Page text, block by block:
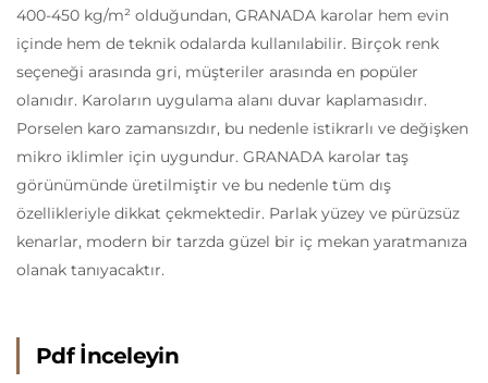
400-450 kg/m² olduğundan, GRANADA karolar hem evin
içinde hem de teknik odalarda kullanılabilir. Birçok renk
seçeneği arasında gri, müşteriler arasında en popüler
olanıdır. Karoların uygulama alanı duvar kaplamasıdır.
Porselen karo zamansızdır, bu nedenle istikrarlı ve değişken
mikro iklimler için uygundur. GRANADA karolar taş
görünümünde üretilmiştir ve bu nedenle tüm dış
özellikleriyle dikkat çekmektedir. Parlak yüzey ve pürüzsüz
kenarlar, modern bir tarzda güzel bir iç mekan yaratmanıza
olanak tanıyacaktır.
Pdf İnceleyin